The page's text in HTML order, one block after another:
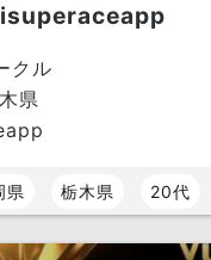
クル
県
県 栃木県 20代